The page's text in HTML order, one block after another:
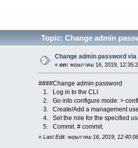
Topic: Change admin
Change admin password via
«on: พฤษภาคม 16, 2019,
####Change admin password
1. Log in to the CLI.
2. Go into configure mode: >
3. Create/Add a management
4. Set the role for the specified
5. Commit. # commit.
« Last Edit: พฤษภาคม 16, 2019,